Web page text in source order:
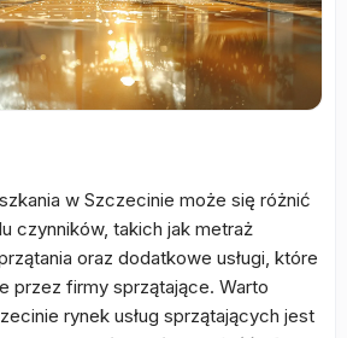
w Szczecinie może się różnić
czynników, takich jak metraż
oraz dodatkowe usługi, które
przez firmy sprzątające. Warto
rynek usług sprzątających jest